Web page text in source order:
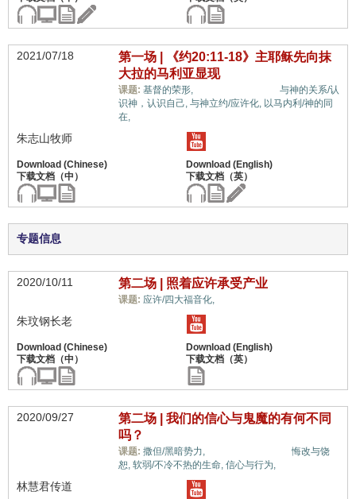
2021/07/18
第一场 | 《约20:11-18》主耶稣先向抹
大拉的马利亚显现
课题: 基督的荣形,
与神的关系/认
识神，认识自己, 与神立约/应许化, 以马内利/神的同
在,
朱志山牧师
专题信息
2020/10/11 第二场 | 照着应许承受产业
课题: 应许/四大福音化,
朱玟钢长老
2020/09/27
第二场 | 我们的信心与鬼魔的有何不同
吗？
课题: 撒但/黑暗势力,
悔改与饶
恕, 软弱/不冷不热的生命, 信心与行为,
林慧君传道